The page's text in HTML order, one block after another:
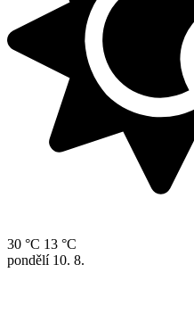
30 °C 13 °C
pondělí 10. 8.